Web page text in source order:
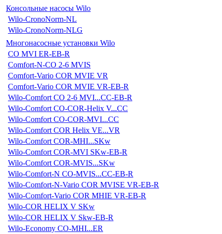
Консольные насосы Wilo
Wilo-CronoNorm-NL
Wilo-CronoNorm-NLG
Многонасосные установки Wilo
CO MVI ER-EB-R
Comfort-N-CO 2-6 MVIS
Comfort-Vario COR MVIE VR
Comfort-Vario COR MVIE VR-EB-R
Wilo-Comfort CO 2-6 MVI...CC-EB-R
Wilo-Comfort CO-COR-Helix V...CC
Wilo-Comfort CO-COR-MVI...CC
Wilo-Comfort COR Helix VE...VR
Wilo-Comfort COR-MHI...SKw
Wilo-Comfort COR-MVI SKw-EB-R
Wilo-Comfort COR-MVIS...SKw
Wilo-Comfort-N CO-MVIS...CC-EB-R
Wilo-Comfort-N-Vario COR MVISE VR-EB-R
Wilo-Comfort-Vario COR MHIE VR-EB-R
Wilo-COR HELIX V SKw
Wilo-COR HELIX V Skw-EB-R
Wilo-Economy CO-MHI...ER